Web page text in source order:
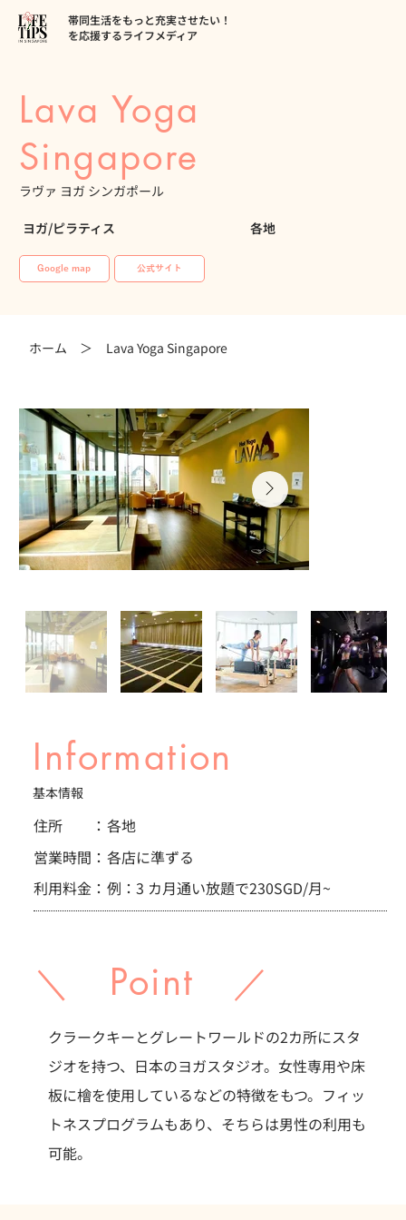
帯同生活をもっと充実させたい！
を応援するライフメディア
Lava Yoga
Singapore
ラヴァ ヨガ シンガポール
ヨガ/ピラティス 各地
Google map 公式サイト
ホーム ＞ Lava Yoga Singapore
Information
基本情報
住所 ： 各地
営業時間： 各店に準ずる
利用料金： 例：3 カ月通い放題で230SGD/月~
＼ Point ／
クラークキーとグレートワールドの2カ所にスタ
ジオを持つ、日本のヨガスタジオ。女性専用や床
板に檜を使用しているなどの特徴をもつ。フィッ
トネスプログラムもあり、そちらは男性の利用も
可能。